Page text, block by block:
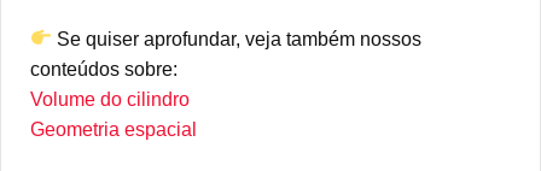
Se quiser aprofundar, veja também nossos
conteúdos sobre:
Volume do cilindro
Geometria espacial